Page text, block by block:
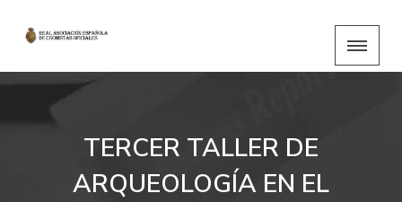
TERCER TALLER DE
ARQUEOLOGÍA EN EL